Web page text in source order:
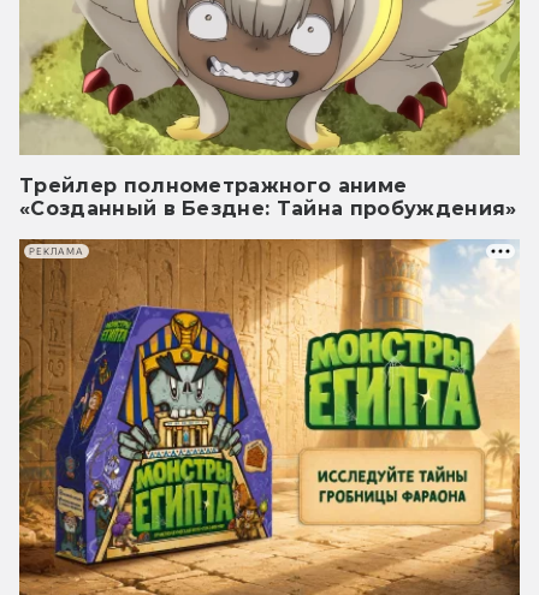
Трейлер полнометражного аниме
«Созданный в Бездне: Тайна пробуждения»
РЕКЛАМА